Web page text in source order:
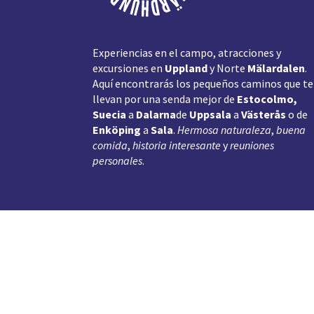
Experiencias en el campo, atracciones y
excursiones en Upplandy Norte Mälardalen.
Aquí encontrarás los pequeños caminos que te
llevan por una senda mejor de Estocolmo,
Suecia a Dalarnade Uppsala a Västerås o de
Enköping a Sala. Hermosa naturaleza, buena
comida, historia interesante yreuniones
personales.